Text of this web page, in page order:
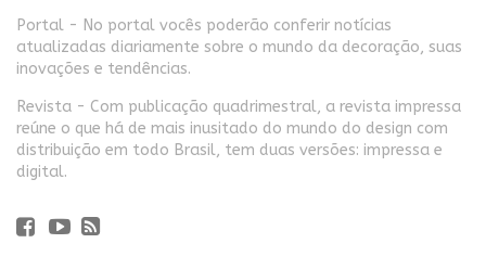
Portal - No portal vocês poderão conferir notícias
atualizadas diariamente sobre o mundo da decoração, suas
inovações e tendências.
Revista - Com publicação quadrimestral, a revista impressa
reúne o que há de mais inusitado do mundo do design com
distribuição em todo Brasil, tem duas versões: impressa e
digital.